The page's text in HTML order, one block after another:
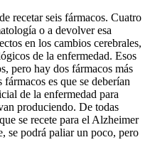
recetar seis fármacos. Cuatro
o a devolver esa
en los cambios cerebrales,
de la enfermedad. Esos
pero hay dos fármacos más
es que se deberían
de la enfermedad para
produciendo. De todas
se recete para el Alzheimer
se podrá paliar un poco, pero